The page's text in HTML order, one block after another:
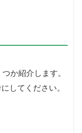
か紹介します。
してください。